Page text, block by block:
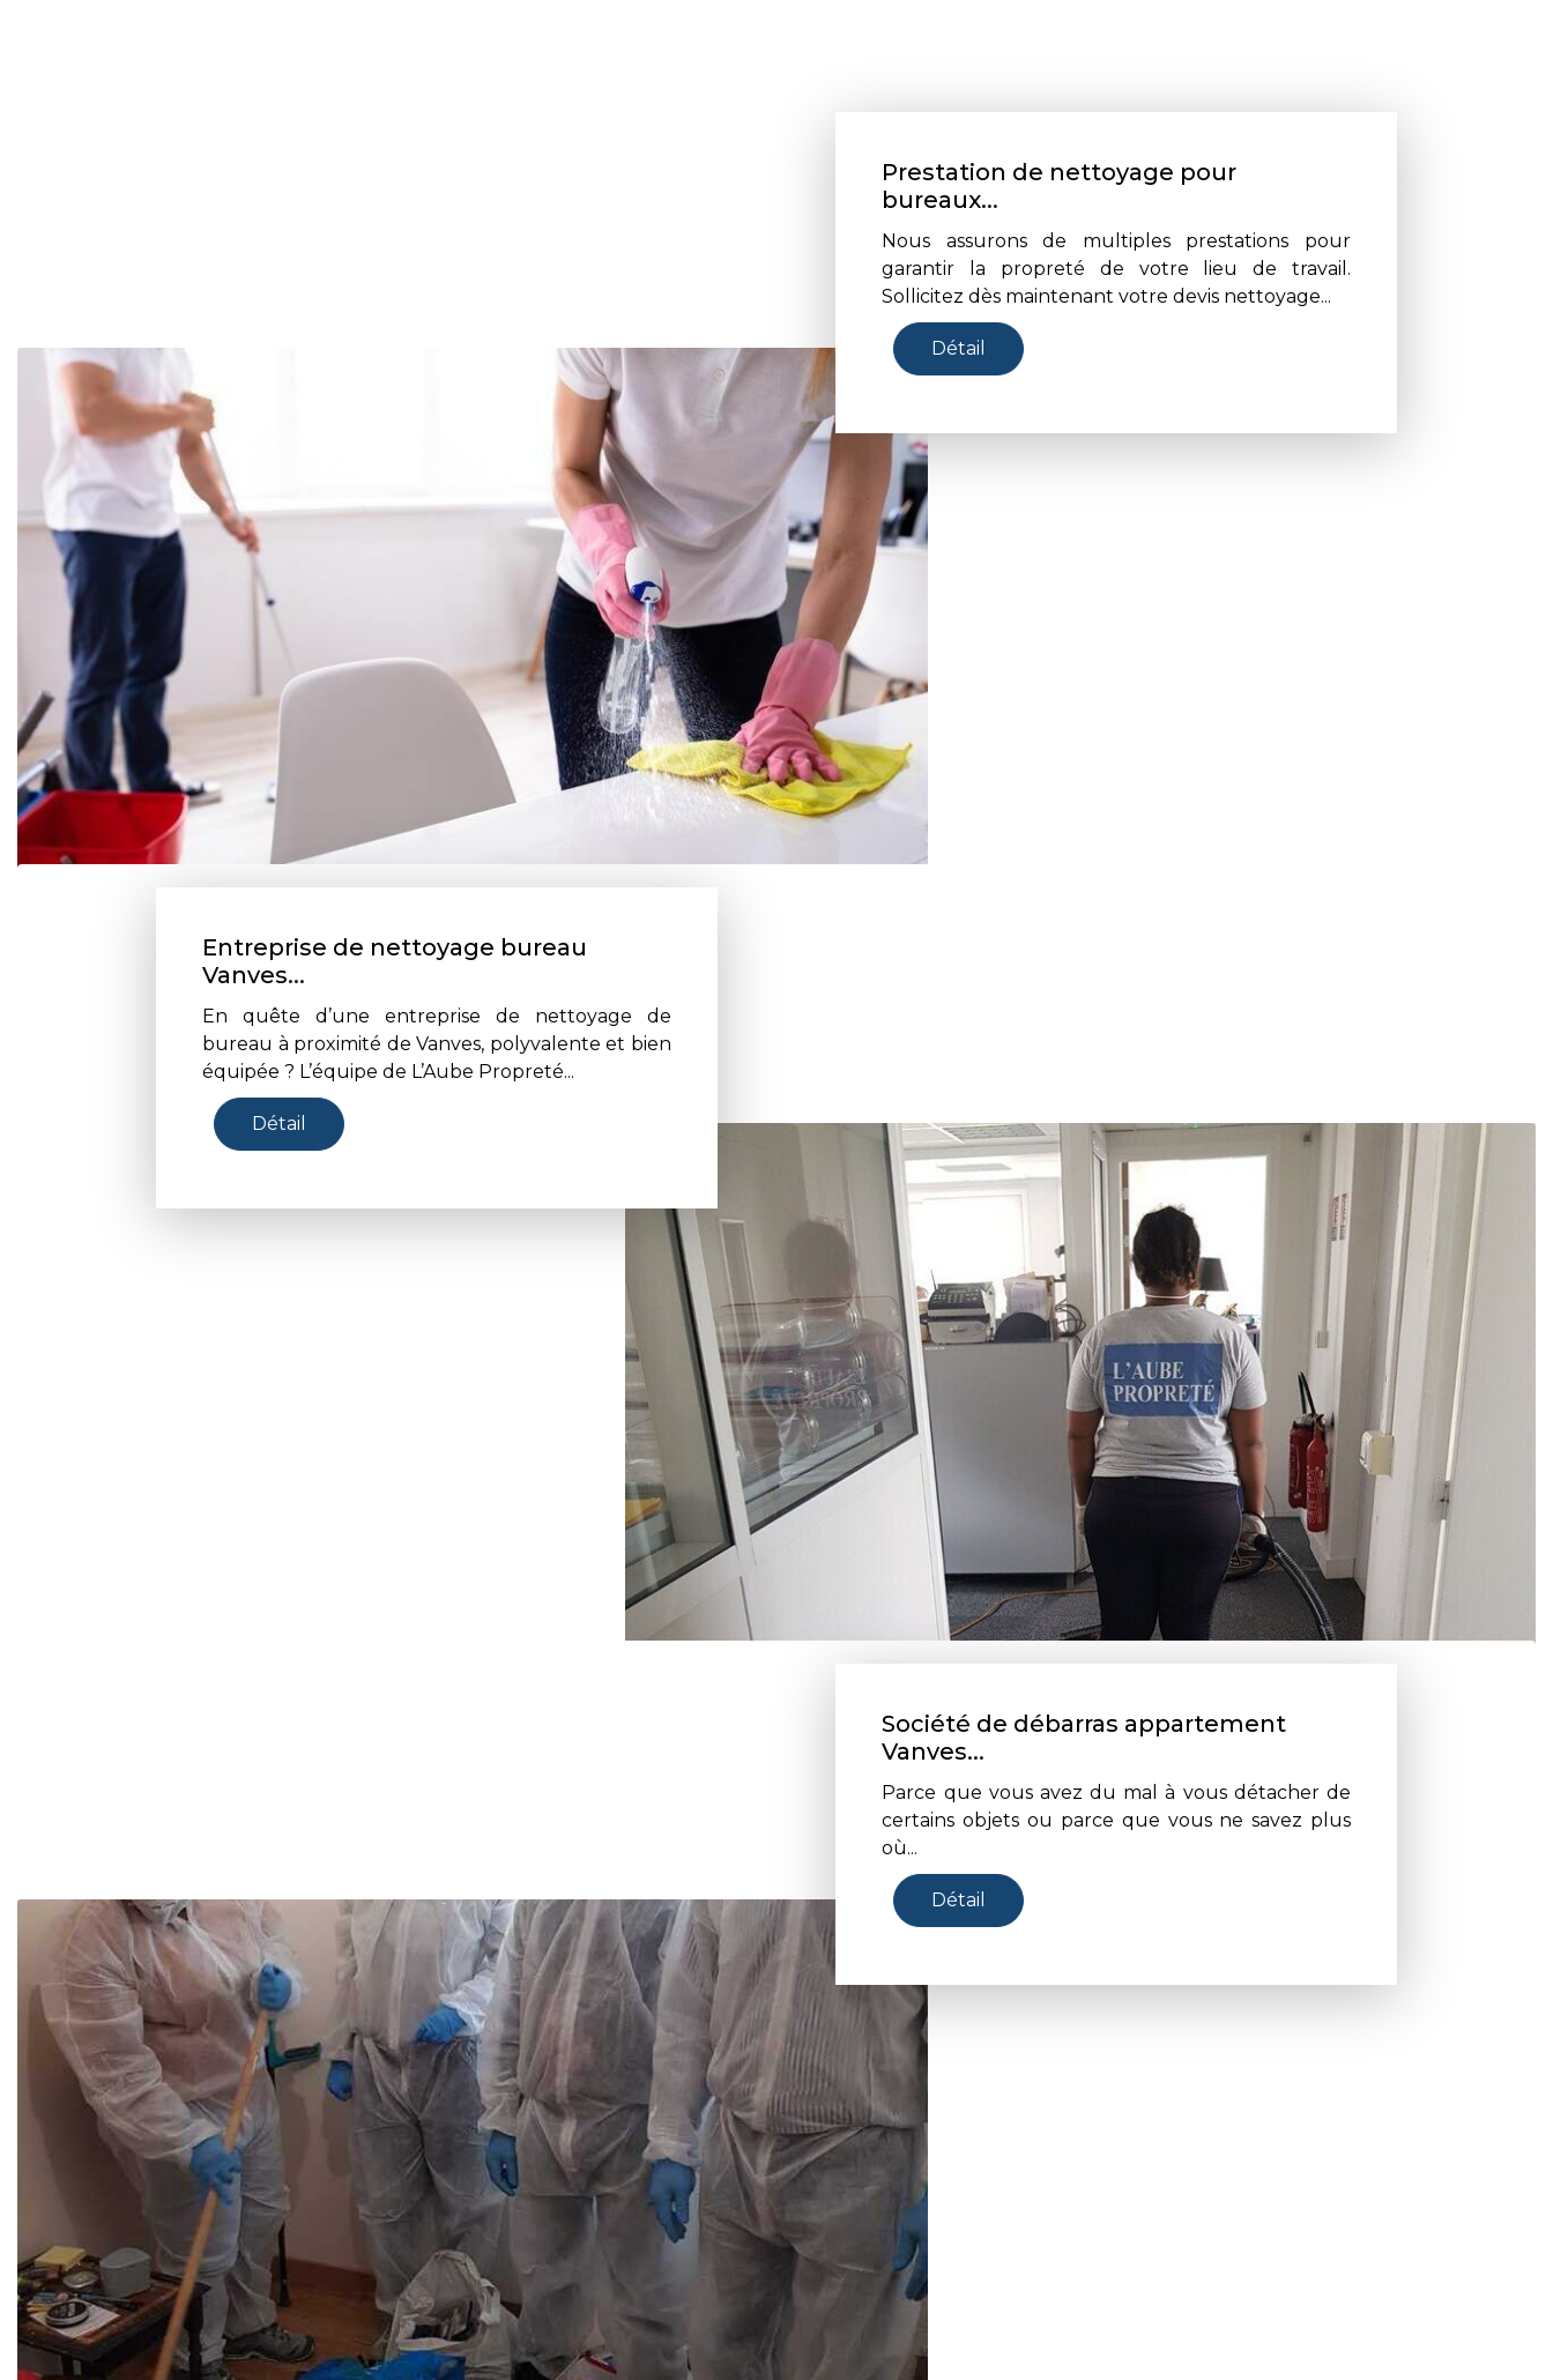
Prestation de nettoyage pour
bureaux...
Nous assurons de multiples prestations pour
garantir la propreté de votre lieu de travail.
Sollicitez dès maintenant votre devis nettoyage...
Détail
Entreprise de nettoyage bureau
Vanves...
En quête d’une entreprise de nettoyage de
bureau à proximité de Vanves, polyvalente et bien
équipée ? L’équipe de L’Aube Propreté...
Détail
Société de débarras appartement
Vanves...
Parce que vous avez du mal à vous détacher de
certains objets ou parce que vous ne savez plus
où...
Détail